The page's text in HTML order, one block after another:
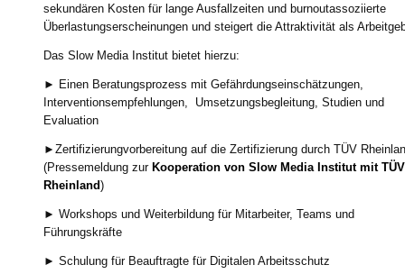
sekundären Kosten für lange Ausfallzeiten und burnoutassoziierte
Überlastungserscheinungen und steigert die Attraktivität als
Das Slow Media Institut bietet hierzu:
► Einen Beratungsprozess mit Gefährdungseinschätzungen,
Interventionsempfehlungen, Umsetzungsbegleitung, Studien und
Evaluation
►Zertifizierungvorbereitung auf die Zertifizierung durch TÜV
(Pressemeldung zur Kooperation von Slow Media Institut mit TÜV
Rheinland)
► Workshops und Weiterbildung für Mitarbeiter, Teams und
Führungskräfte
► Schulung für Beauftragte für Digitalen Arbeitsschutz